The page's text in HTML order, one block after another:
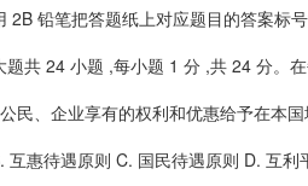
铅笔把答题纸上对应题目的答案标号
24 小题 ,每小题 1 分 ,共 24 分。在
、企业享有的权利和优惠给予在本国
惠待遇原则 C. 国民待遇原则 D. 互利